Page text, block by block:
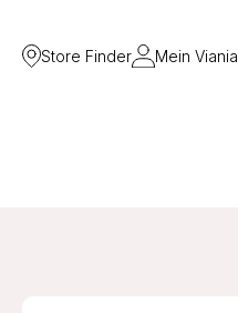
Store Finder Mein Viania